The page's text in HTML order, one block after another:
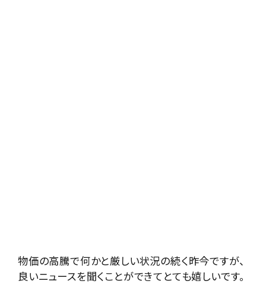
物価の高騰で何かと厳しい状況の続く昨今ですが、
良いニュースを聞くことができてとても嬉しいです。